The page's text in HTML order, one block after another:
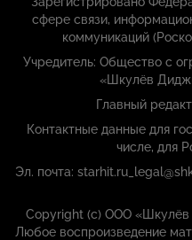
сфере связи,
коммуникаций
Учредитель: Общество с
«Шкулёв
Главный
Контактные данные для
числе, для
Эл. почта:
Copyright (с) ООО «Шкулёв
Любое воспроизведение